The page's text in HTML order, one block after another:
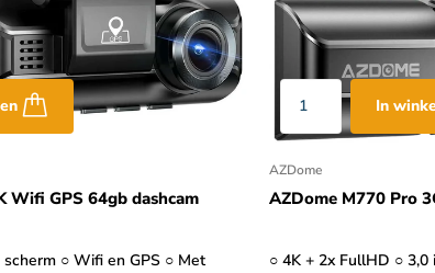
een eigen App, anderen moeten het doen met een
iOS als Android. De Apps hebben allemaal standaard
wijzigen. Sommige Apps, waaronder die van BlackVue,
een dash cam Wifi GPS kun je dan vaak tevens de
Wifi GPS 64gb dashcam
○ Wifi en GPS ○ Met
In
AZDome
AZDome M770 Pro
○ 4K + 2x FullHD ○